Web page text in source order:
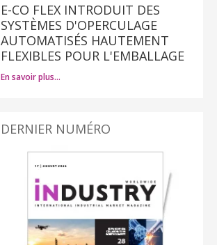
E-CO FLEX INTRODUIT DES
SYSTÈMES D'OPERCULAGE
AUTOMATISÉS HAUTEMENT
FLEXIBLES POUR L'EMBALLAGE
En savoir plus…
DERNIER NUMÉRO